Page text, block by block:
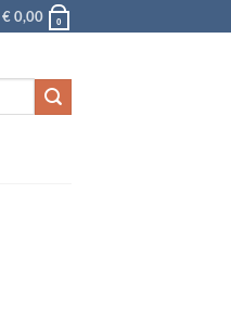
€0,00 0